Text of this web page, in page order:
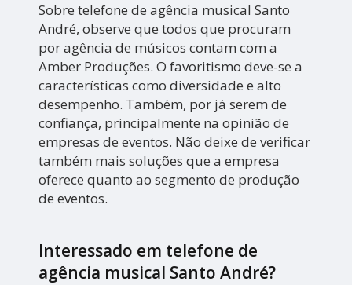
Sobre telefone de agência musical Santo
André, observe que todos que procuram
por agência de músicos contam com a
Amber Produções. O favoritismo deve-se a
características como diversidade e alto
desempenho. Também, por já serem de
confiança, principalmente na opinião de
empresas de eventos. Não deixe de verificar
também mais soluções que a empresa
oferece quanto ao segmento de produção
de eventos.
Interessado em telefone de
agência musical Santo André?